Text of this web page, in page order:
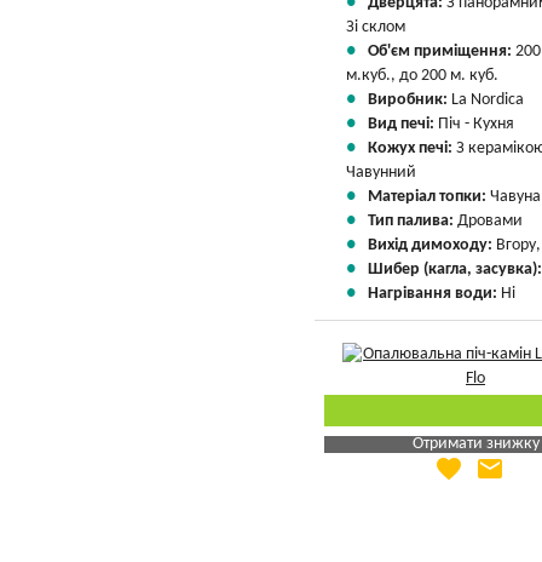
Зі склом
Об'єм приміщення:
м.куб., до 200 м. куб.
Виробник: La Nordica
Вид печі: Піч - Кухня
Кожух печі: З
Чавунний
Матеріал топки: Чавуна
Тип палива: Дровами
Вихід димоходу:
Шибер (кагла,
Нагрівання води: Ні
Отримати знижку
Яка Ваша ціна
favorite email